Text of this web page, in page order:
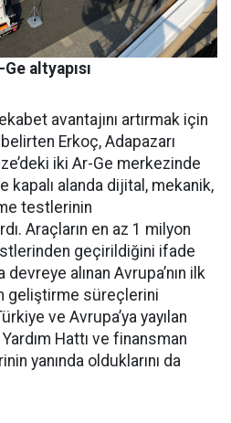
altyapısı
avantajını artırmak için
belirten Erkoç, Adapazarı
iki Ar-Ge mer­kezinde
alanda dijital, mekanik,
test­lerinin
Araçların en az 1 milyon
geçirildiğini ifade
devreye alınan Avrupa’nın ilk
geliştirme süreçlerini
ve Avrupa’ya yayılan
Hattı ve finansman
yanında olduklarını da